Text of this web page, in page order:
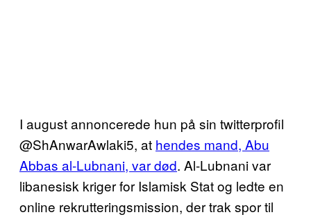
I august annoncerede hun på sin twitterprofil
@ShAnwarAwlaki5, at hendes mand, Abu
Abbas al-Lubnani, var død. Al-Lubnani var
libanesisk kriger for Islamisk Stat og ledte en
online rekrutteringsmission, der trak spor til